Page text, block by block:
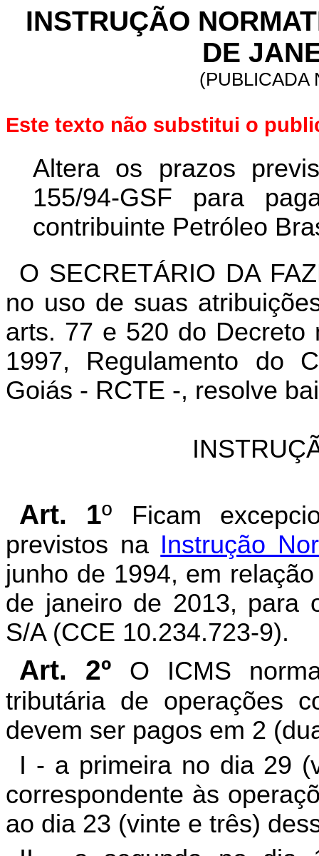
INSTRUÇÃO
DE
(PUBLICADA
Este texto não substitui o
Altera os prazos
155/94-GSF para
contribuinte Petróleo
O SECRETÁRIO DA
no uso de suas
arts. 77 e 520 do Decreto
1997, Regulamento do
Goiás - RCTE -, resolve
Art. 1º
Ficam
previstos na Instrução
junho de 1994, em
de janeiro de 2013, para
S/A (CCE 10.234.723-9).
Art. 2º
O ICMS
tributária de operações
devem ser pagos em 2
I - a primeira no dia 29
correspondente às
ao dia 23 (vinte e três)